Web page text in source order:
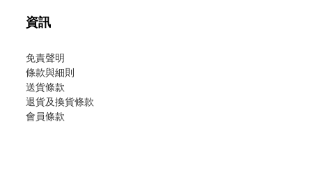
資訊
免責聲明
條款與細則
送貨條款
退貨及換貨條款
會員條款